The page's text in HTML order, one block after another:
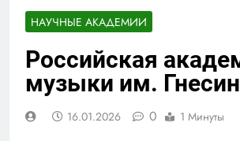
НАУЧНЫЕ АКАДЕМИИ
Российская
музыки им.
16.01.2026 0 1 Минуты